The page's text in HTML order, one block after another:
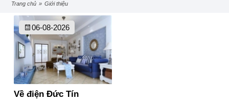
trang chủ » giới thiệu
Về điện Đức Tín
06 08-2026